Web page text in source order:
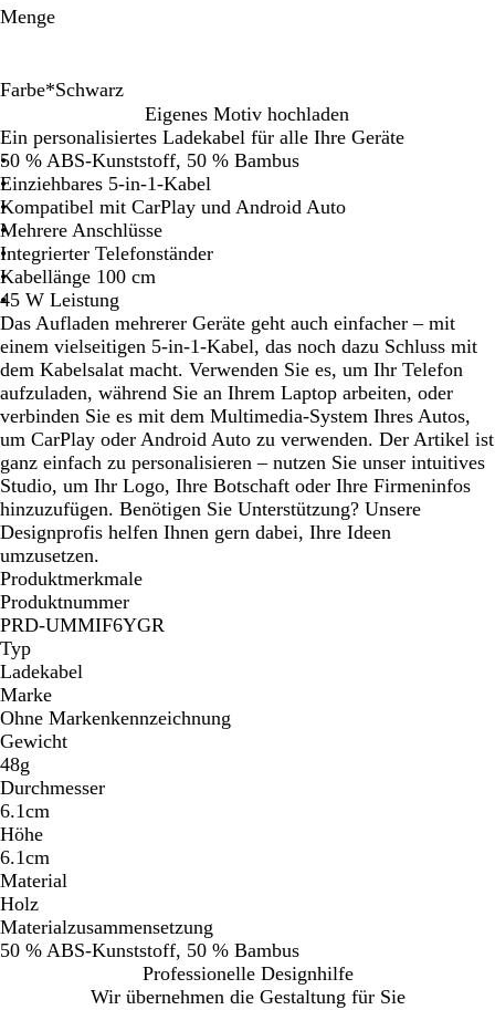
Menge
Farbe*Schwarz
c
h
w
a
r
z
e
i
ß
Eigenes Motiv hochladen
Ein personalisiertes Ladekabel für alle Ihre Geräte
50 % ABS-Kunststoff, 50 % Bambus
Einziehbares 5-in-1-Kabel
Kompatibel mit CarPlay und Android Auto
Mehrere Anschlüsse
Integrierter Telefonständer
Kabellänge 100 cm
45 W Leistung
Das Aufladen mehrerer Geräte geht auch einfacher – mit
einem vielseitigen 5-in-1-Kabel, das noch dazu Schluss mit
dem Kabelsalat macht. Verwenden Sie es, um Ihr Telefon
aufzuladen, während Sie an Ihrem Laptop arbeiten, oder
verbinden Sie es mit dem Multimedia-System Ihres Autos,
um CarPlay oder Android Auto zu verwenden. Der Artikel ist
ganz einfach zu personalisieren – nutzen Sie unser intuitives
Studio, um Ihr Logo, Ihre Botschaft oder Ihre Firmeninfos
hinzuzufügen. Benötigen Sie Unterstützung? Unsere
Designprofis helfen Ihnen gern dabei, Ihre Ideen
umzusetzen.
Produktmerkmale
Produktnummer
PRD-UMMIF6YGR
Typ
Ladekabel
Marke
Ohne Markenkennzeichnung
Gewicht
48g
Durchmesser
6.1cm
Höhe
6.1cm
Material
Holz
Materialzusammensetzung
50 % ABS-Kunststoff, 50 % Bambus
Professionelle Designhilfe
Wir übernehmen die Gestaltung für Sie